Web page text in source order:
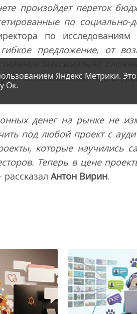
произойдет переток
по социально-
по исследованиям
предложение, от
использовать
денег на рынке не
под любой проект с
которые научились
Теперь в цене
рассказалАнтон Вирин.
Яндекс Метрики.
Ок.